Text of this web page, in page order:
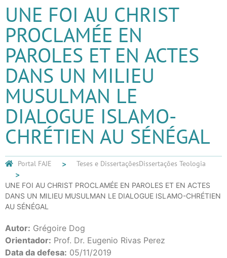
UNE FOI AU CHRIST
PROCLAMÉE EN
PAROLES ET EN ACTES
DANS UN MILIEU
MUSULMAN LE
DIALOGUE ISLAMO-
CHRÉTIEN AU SÉNÉGAL
Portal FAJE Teses e DissertaçõesDissertações Teologia
UNE FOI AU CHRIST PROCLAMÉE EN PAROLES ET EN ACTES
DANS UN MILIEU MUSULMAN LE DIALOGUE ISLAMO-CHRÉTIEN
AU SÉNÉGAL
Autor: Grégoire Dog
Orientador: Prof. Dr. Eugenio Rivas Perez
Data da defesa: 05/11/2019